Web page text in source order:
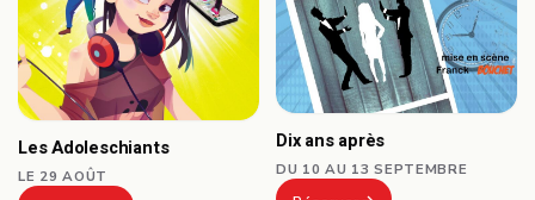
Les Adoleschiants
LE 29 AOÛT
Dix ans après
DU 10 AU 13 SEPTEMBRE